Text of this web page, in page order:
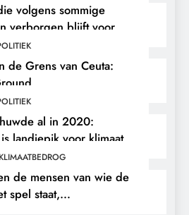
volgens sommige
verborgen blijft voor
de Grens van Ceuta:
al in 2020:
landjepik voor klimaat
KLIMAATBEDROG
de mensen van wie de
spel staat,